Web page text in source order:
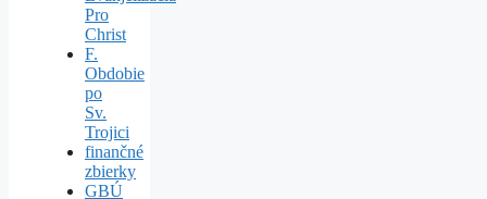
Pro
Christ
F.
Obdobie
po
Sv.
Trojici
finančné
zbierky
GBÚ